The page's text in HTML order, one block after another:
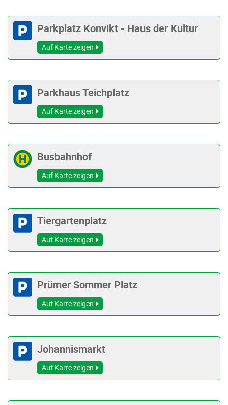
Parkplatz Konvikt - Haus der Kultur
Auf Karte zeigen
Parkhaus Teichplatz
Auf Karte zeigen
Busbahnhof
Auf Karte zeigen
Tiergartenplatz
Auf Karte zeigen
Prümer Sommer Platz
Auf Karte zeigen
Johannismarkt
Auf Karte zeigen